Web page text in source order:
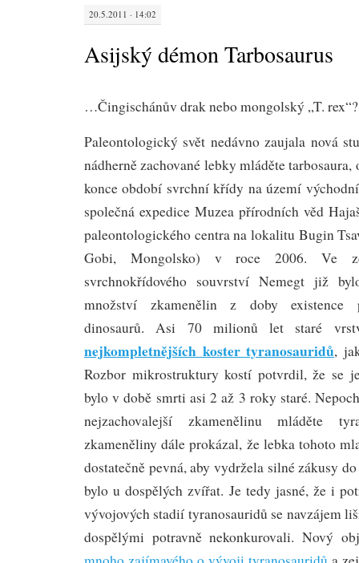
20.5.2011 · 14:02
Asijský démon Tarbosaurus
…Čingischánův drak nebo mongolský „T. rex“?
Paleontologický svět nedávno zaujala nová
nádherně zachované lebky mláděte
konce období svrchní křídy na území
společná expedice Muzea přírodních věd
paleontologického centra na lokalitu Bugin
Gobi, Mongolsko) v roce 2006. Ve
svrchnokřídového souvrství Nemegt již
množství zkamenělin z doby existence
dinosaurů. Asi 70 milionů let staré
nejkompletnějších koster tyranosauridů,
Rozbor mikrostruktury kostí potvrdil, že se
bylo v době smrti asi 2 až 3 roky staré.
nejzachovalejší zkamenělinu mláděte
zkameněliny dále prokázal, že lebka tohoto
dostatečně pevná, aby vydržela silné zákusy
bylo u dospělých zvířat. Je tedy jasné, že i
vývojových stadií tyranosauridů se navzájem
dospělými potravně nekonkurovali. Nový